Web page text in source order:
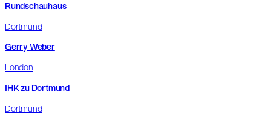
Rundschauhaus
Dortmund
Gerry Weber
London
IHK zu Dortmund
Dortmund